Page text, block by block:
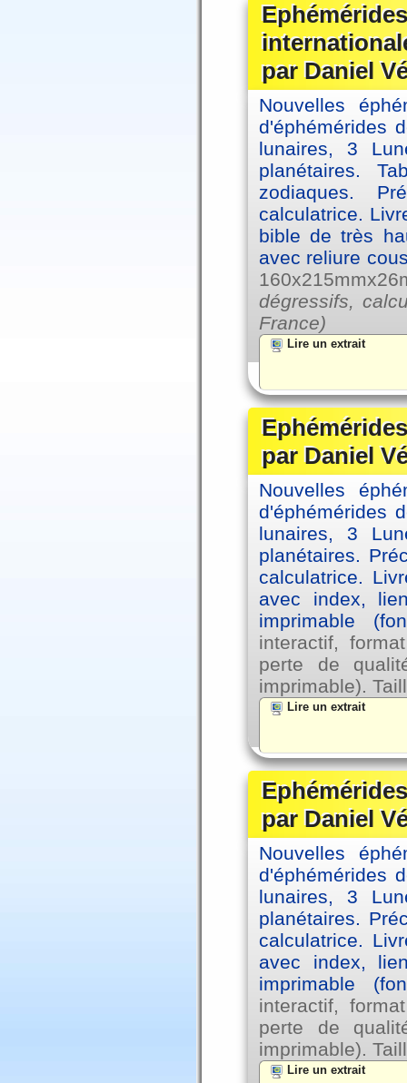
par Daniel
Nouvelles
d'éphémérides
lunaires, 3
planétaires.
zodiaques.
calculatrice.
bible de très
avec reliure
dégressifs,
France)
Lire un extrait
par Daniel
Nouvelles
d'éphémérides
lunaires, 3
planétaires.
calculatrice.
avec index,
imprimable
interactif,
perte de
imprimable).
Lire un extrait
par Daniel
Nouvelles
d'éphémérides
lunaires, 3
planétaires.
calculatrice.
avec index,
imprimable
interactif,
perte de
imprimable).
Lire un extrait